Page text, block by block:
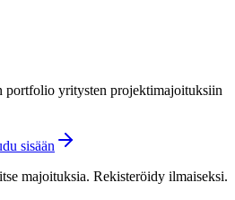
portfolio yritysten projektimajoituksiin
sisään
majoituksia. Rekisteröidy ilmaiseksi.